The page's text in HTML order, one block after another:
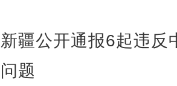
新疆公开通报6起违反
问题